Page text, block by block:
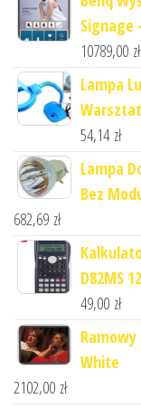
Signage
10789,00 zł
Lampa
54,14 zł
Lampa
Bez
682,69 zł
D82MS
49,00 zł
White
2102,00 zł